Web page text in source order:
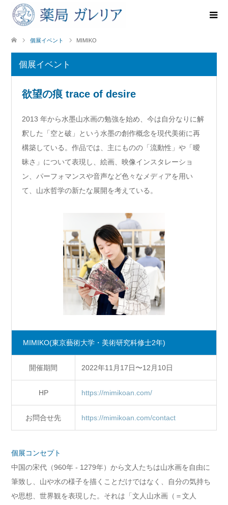
個展イベント MIMIKO
個展イベント
欲望の痕 trace of desire
2013 年から水墨山水画の勉強を始め、今は自分なりに解
釈した「空と破」という水墨の創作概念を現代美術に再
構築している。作品では、主にものの「流動性」や「曖
昧さ」について表現し、絵画、映像インスタレーショ
ン、パーフォマンスや音声など色々なメディアを用い
て、山水哲学の新たな展開を考えている。
MIMIKO(東京藝術大学・美術研究科修士2年)
開催期間 2022年11月17日〜12月10日
HP https://mimikoan.com/
お問合せ先 https://mimikoan.com/contact
個展コンセプト
中国の宋代（960年 - 1279年）から文人たちは山水画を自由に
筆致し、山や水の様子を描くことだけではなく、自分の気持ち
や思想、世界観を表現した。それは「文人山水画（＝文人